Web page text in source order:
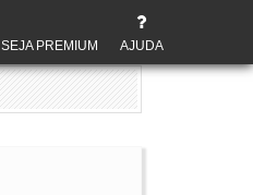
SEJA PREMIUM AJUDA